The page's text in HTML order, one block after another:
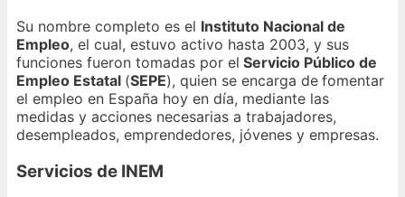
Su nombre completo es el Instituto Nacional de
Empleo, el cual, estuvo activo hasta 2003, y sus
funciones fueron tomadas por el Servicio Público de
Empleo Estatal (SEPE), quien se encarga de fomentar
el empleo en España hoy en día, mediante las
medidas y acciones necesarias a trabajadores,
desempleados, emprendedores, jóvenes y empresas.
Servicios de INEM